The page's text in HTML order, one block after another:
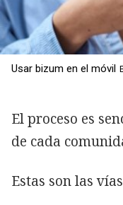
Usar bizum en el móvil
El proceso es
de cada
Estas son las